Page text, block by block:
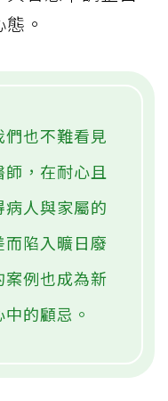
。
也不難看見
，在耐心且
人與家屬的
陷入曠日廢
例也成為新
的顧忌。